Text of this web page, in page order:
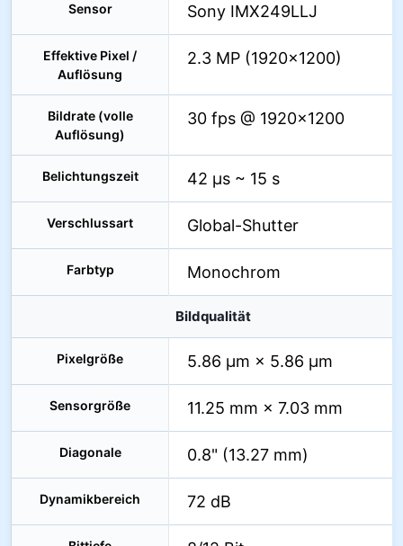
Sensor Sony IMX249LLJ
Effektive Pixel /
Auflösung
2.3 MP (1920×1200)
Bildrate (volle
Auflösung)
30 fps @ 1920×1200
Belichtungszeit 42 µs ~ 15 s
Verschlussart Global-Shutter
Farbtyp Monochrom
Bildqualität
Pixelgröße 5.86 µm × 5.86 µm
Sensorgröße 11.25 mm × 7.03 mm
Diagonale 0.8" (13.27 mm)
Dynamikbereich 72 dB